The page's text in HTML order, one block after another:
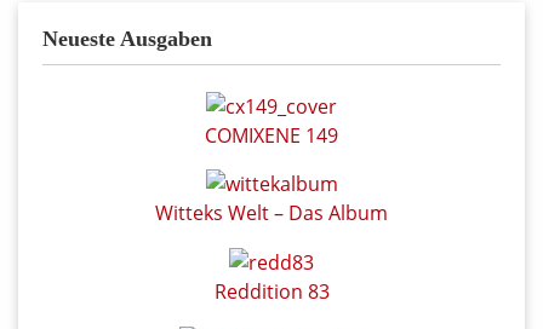
Neueste Ausgaben
COMIXENE 149
Witteks Welt – Das Album
Reddition 83